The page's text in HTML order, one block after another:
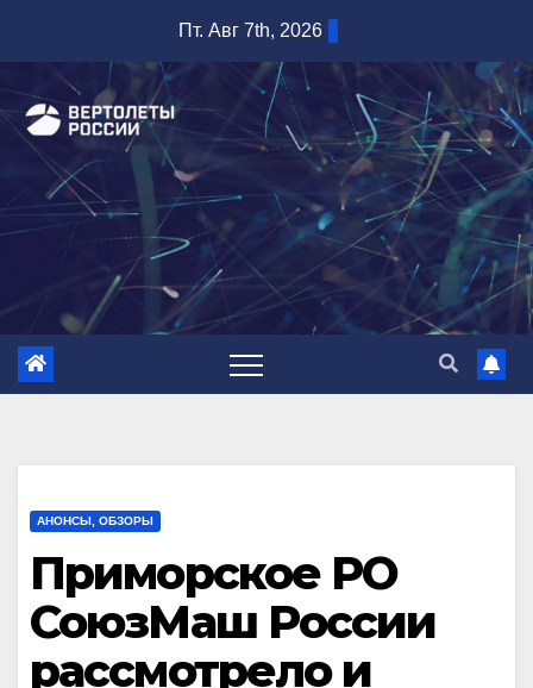
содержимому
Пт. Авг 7th, 2026
АНОНСЫ, ОБЗОРЫ
Приморское РО
СоюзМаш России
рассмотрело и